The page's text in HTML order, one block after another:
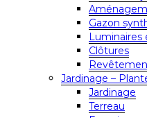
Gazon
Luminaires
Clôtures
Jardinage –
Jardinage
Terreau